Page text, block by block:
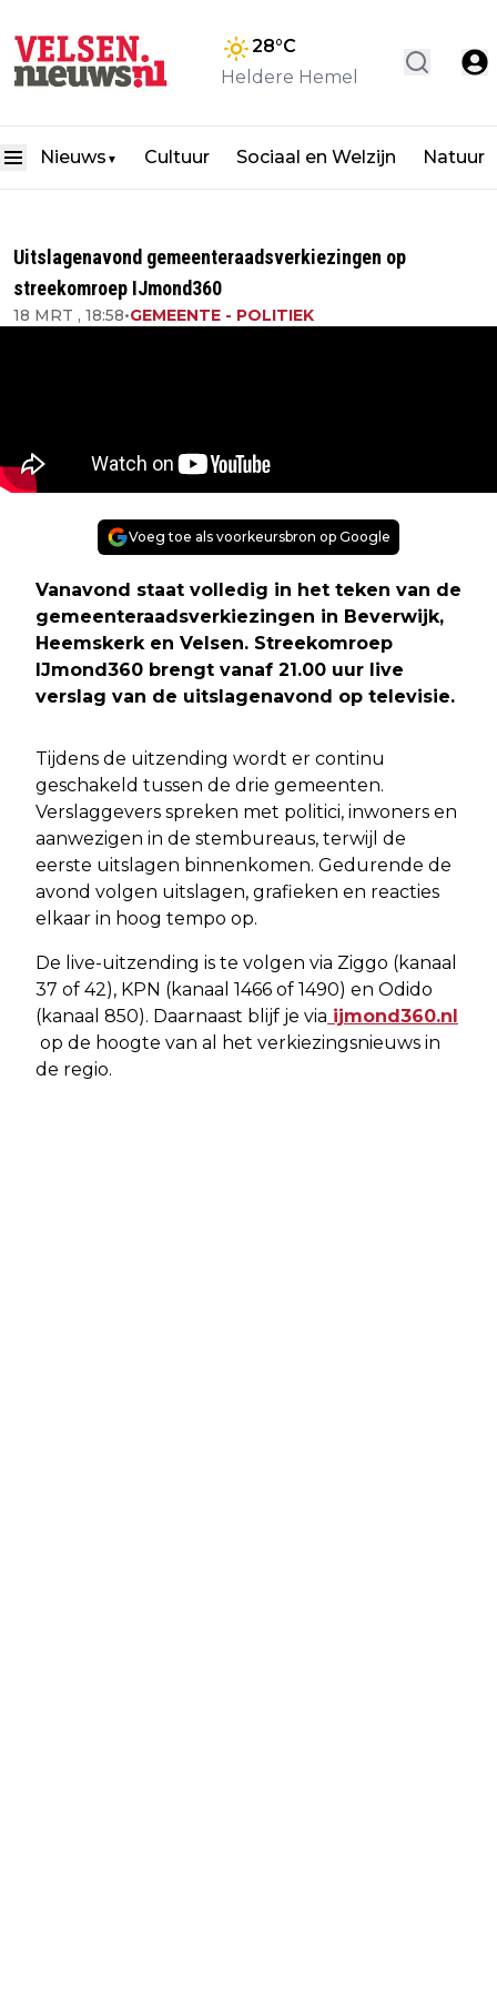
28°C
Heldere Hemel
Nieuws ▼ Cultuur Sociaal en Welzijn Natuur
Uitslagenavond gemeenteraadsverkiezingen op
streekomroep IJmond360
18 MRT , 18:58•GEMEENTE - POLITIEK
Voeg toe als voorkeursbron op Google
Vanavond staat volledig in het teken van de
gemeenteraadsverkiezingen in Beverwijk,
Heemskerk en Velsen. Streekomroep
IJmond360 brengt vanaf 21.00 uur live
verslag van de uitslagenavond op televisie.
Tijdens de uitzending wordt er continu
geschakeld tussen de drie gemeenten.
Verslaggevers spreken met politici, inwoners en
aanwezigen in de stembureaus, terwijl de
eerste uitslagen binnenkomen. Gedurende de
avond volgen uitslagen, grafieken en reacties
elkaar in hoog tempo op.
De live-uitzending is te volgen via Ziggo (kanaal
37 of 42), KPN (kanaal 1466 of 1490) en Odido
(kanaal 850). Daarnaast blijf je via ijmond360.nl
op de hoogte van al het verkiezingsnieuws in
de regio.